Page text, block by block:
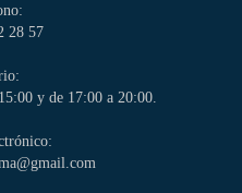
28 57
y de 17:00 a 20:00.